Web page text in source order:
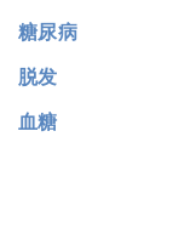
糖尿病
脱发
血糖